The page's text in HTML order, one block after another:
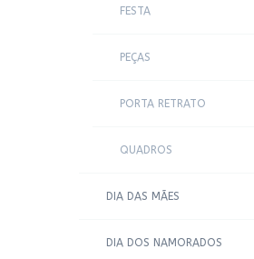
FESTA
PEÇAS
PORTA RETRATO
QUADROS
DIA DAS MÃES
DIA DOS NAMORADOS